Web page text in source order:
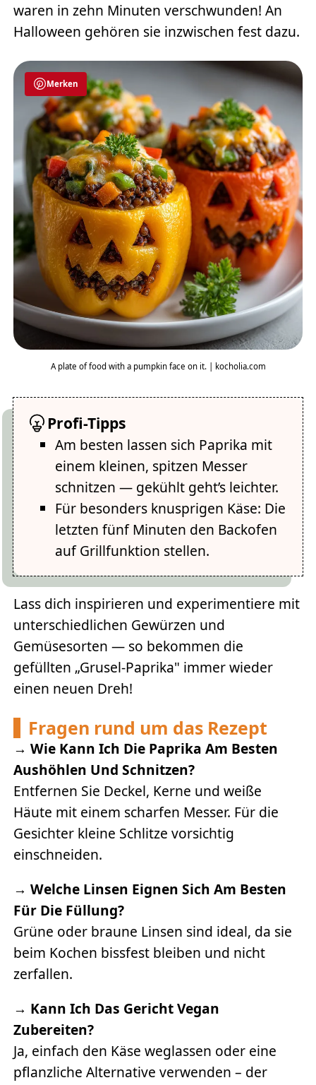
waren in zehn Minuten verschwunden! An
Halloween gehören sie inzwischen fest dazu.
Merken
A plate of food with a pumpkin face on it. | kocholia.com
Profi-Tipps
Am besten lassen sich Paprika mit
einem kleinen, spitzen Messer
schnitzen — gekühlt geht’s leichter.
Für besonders knusprigen Käse: Die
letzten fünf Minuten den Backofen
auf Grillfunktion stellen.
Lass dich inspirieren und experimentiere mit
unterschiedlichen Gewürzen und
Gemüsesorten — so bekommen die
gefüllten „Grusel-Paprika" immer wieder
einen neuen Dreh!
Fragen rund um das Rezept
→Wie Kann Ich Die Paprika Am Besten
Aushöhlen Und Schnitzen?
Entfernen Sie Deckel, Kerne und weiße
Häute mit einem scharfen Messer. Für die
Gesichter kleine Schlitze vorsichtig
einschneiden.
→Welche Linsen Eignen Sich Am Besten
Für Die Füllung?
Grüne oder braune Linsen sind ideal, da sie
beim Kochen bissfest bleiben und nicht
zerfallen.
→ Kann Ich Das Gericht Vegan
Zubereiten?
Ja, einfach den Käse weglassen oder eine
pflanzliche Alternative verwenden – der